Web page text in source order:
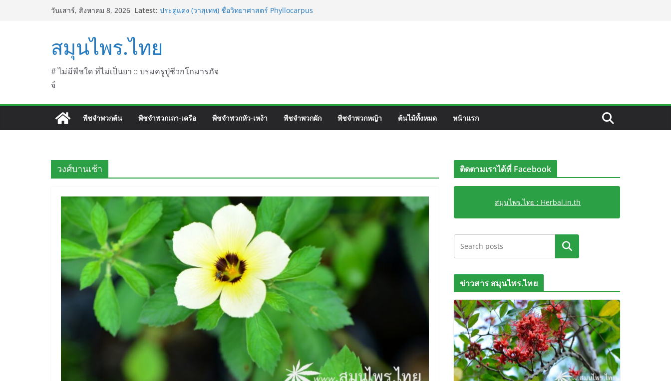
วันเสาร์, สิงหาคม 8, 2026 Latest: ประดู่แดง (วาสุเทพ) ชื่อวิทยาศาสตร์ Phyllocarpus
บานเย็น ชื่อวิทยาศาสตร์ Mirabilis jalapa L.
สมุนไพร.ไทย
# ไม่มีพืชใด ที่ไม่เป็นยา :: บรมครูปู่ชีวกโกมารภัจ
จ์
พืชจำพวกต้น พืชจำพวกเถา-เครือ พืชจำพวกหัว-เหง้า พืชจำพวกผัก พืชจำพวกหญ้า ต้นไม้ทั้งหมด หน้าแรก
วงศ์บานเช้า ติดตามเราได้ที่ Facebook
สมุนไพร.ไทย : Herbal.in.th
ค้นหา
ข่าวสาร สมุนไพร.ไทย